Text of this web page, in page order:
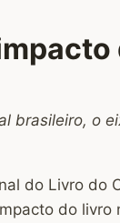
o
do Livro
do